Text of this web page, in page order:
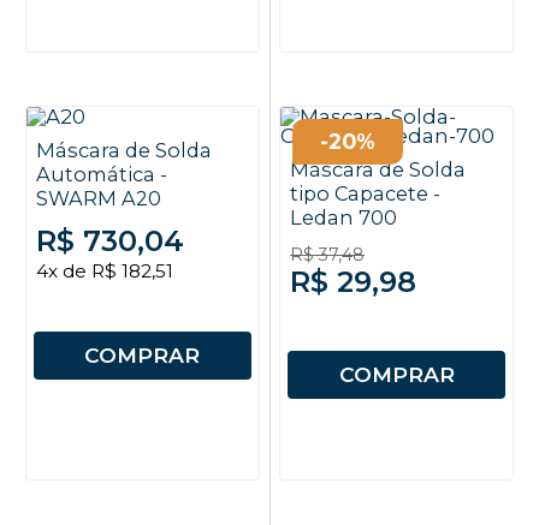
Máscara de Solda
Automática -
SWARM A20
R$ 730,04
4x de R$ 182,51
COMPRAR
Máscara de Solda
tipo Capacete -
Ledan 700
R$ 37,48
R$ 29,98
COMPRAR
-20%